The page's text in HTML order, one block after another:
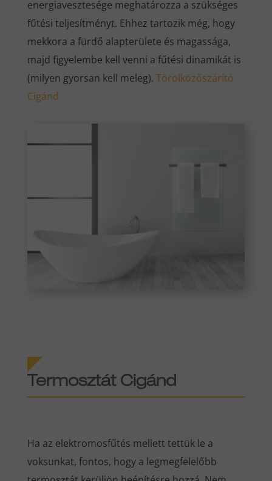
energiavesztesége meghatározza a szükséges
fűtési teljesítményt. Ehhez tartozik még, hogy
mekkora a fürdő alapterülete és magassága,
majd figyelembe kell venni a fűtési dinamikát is
(milyen gyorsan kell meleg). Törölközőszárító
Cigánd
Termosztát Cigánd
Ha az elektromosfűtés mellett tettük le a
voksunkat, fontos, hogy a legmegfelelőbb